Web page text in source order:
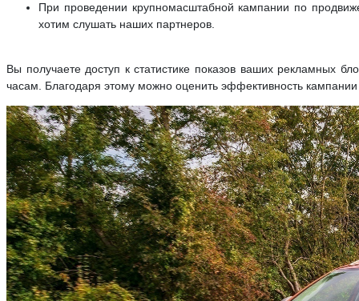
При проведении крупномасштабной кампании по
хотим слушать наших партнеров.
Вы получаете доступ к статистике показов ваших рекламных
часам. Благодаря этому можно оценить эффективность